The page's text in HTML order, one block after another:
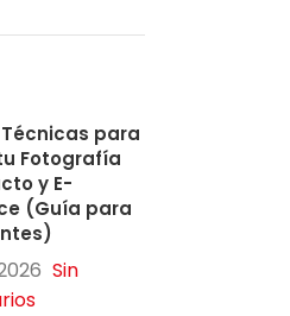
para
Fotografía
y E-
(Guía para
Sin